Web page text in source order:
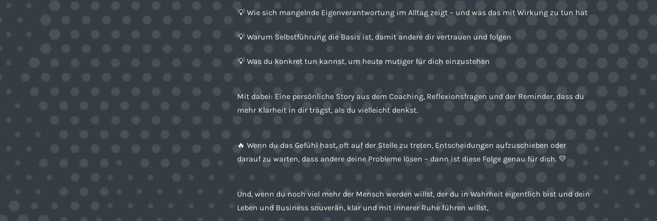
💡 Wie sich mangelnde Eigenverantwortung im Alltag zeigt – und was das mit Wirkung zu tun hat
💡 Warum Selbstführung die Basis ist, damit andere dir vertrauen und folgen
💡 Was du konkret tun kannst, um heute mutiger für dich einzustehen
Mit dabei: Eine persönliche Story aus dem Coaching, Reflexionsfragen und der Reminder, dass du
mehr Klarheit in dir trägst, als du vielleicht denkst.
🔥 Wenn du das Gefühl hast, oft auf der Stelle zu treten, Entscheidungen aufzuschieben oder
darauf zu warten, dass andere deine Probleme lösen – dann ist diese Folge genau für dich. 💛
Und, wenn du noch viel mehr der Mensch werden willst, der du in Wahrheit eigentlich bist und dein
Leben und Business souverän, klar und mit innerer Ruhe führen willst,